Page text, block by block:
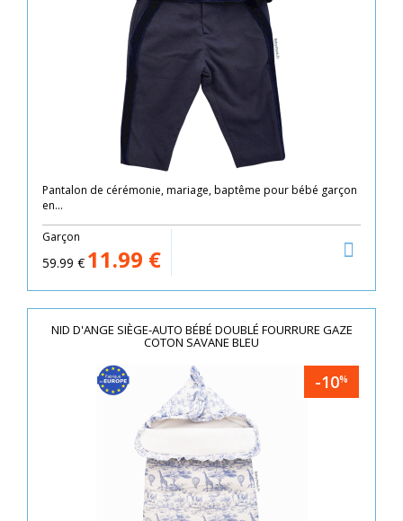
Pantalon de cérémonie, mariage, baptême pour bébé garçon
en...
Garçon
59.99 € 11.99 €
NID D'ANGE SIÈGE-AUTO BÉBÉ DOUBLÉ FOURRURE GAZE
COTON SAVANE BLEU
-10%